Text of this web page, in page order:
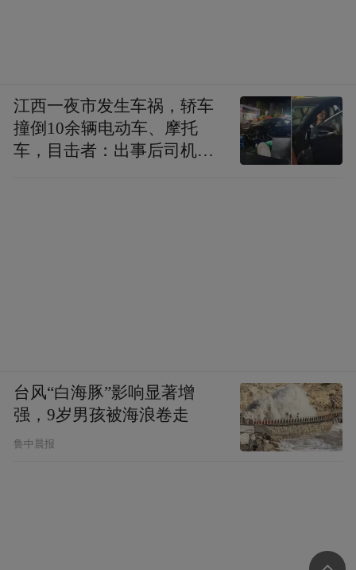
江西一夜市发生车祸，轿车
撞倒10余辆电动车、摩托
车，目击者：出事后司机一
台风“白海豚”影响显著增
强，9岁男孩被海浪卷走
鲁中晨报